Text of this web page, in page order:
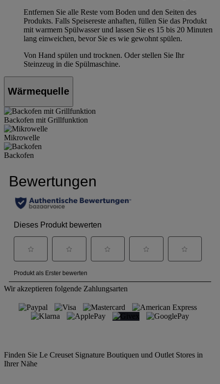
Entfernen Sie alle Reste vom Boden und den Seiten des
Produkts. Falls Speisereste anhaften, füllen Sie das Produkt
mit warmem Spülwasser und lassen Sie es 15 bis 20 Minuten
lang einweichen, bevor Sie es wie gewohnt spülen.
Von Hand spülen und trocknen. Oder stellen Sie Ihr
Steinzeug in die Spülmaschine.
Wärmequelle
Backofen mit Grillfunktion
Mikrowelle
Backofen
Wir akzeptieren folgende Zahlungsarten
Finden Sie Le Creuset Signature Boutiquen und Outlet Stores in
Ihrer Nähe